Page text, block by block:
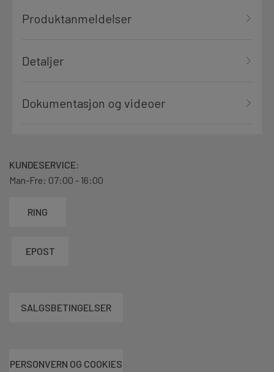
Produktanmeldelser
Detaljer
Dokumentasjon og videoer
KUNDESERVICE:
Man-Fre: 07:00 - 16:00
RING
EPOST
SALGSBETINGELSER
PERSONVERN OG COOKIES